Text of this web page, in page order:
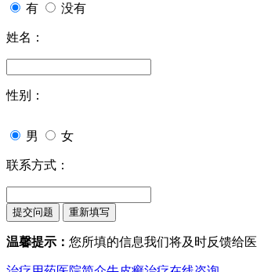
有 没有
姓名：
性别：
男 女
联系方式：
温馨提示： 您所填的信息我们将及时反馈给